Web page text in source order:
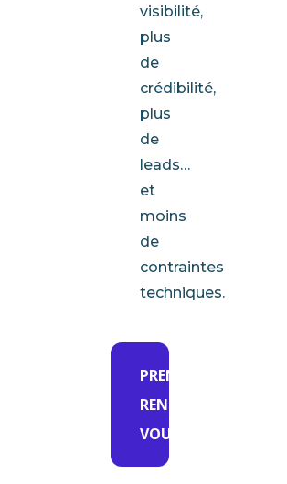
visibilité,
plus
de
crédibilité,
plus
de
leads…
et
moins
de
contraintes
techniques.
PRENDRE
RENDEZ-
VOUS